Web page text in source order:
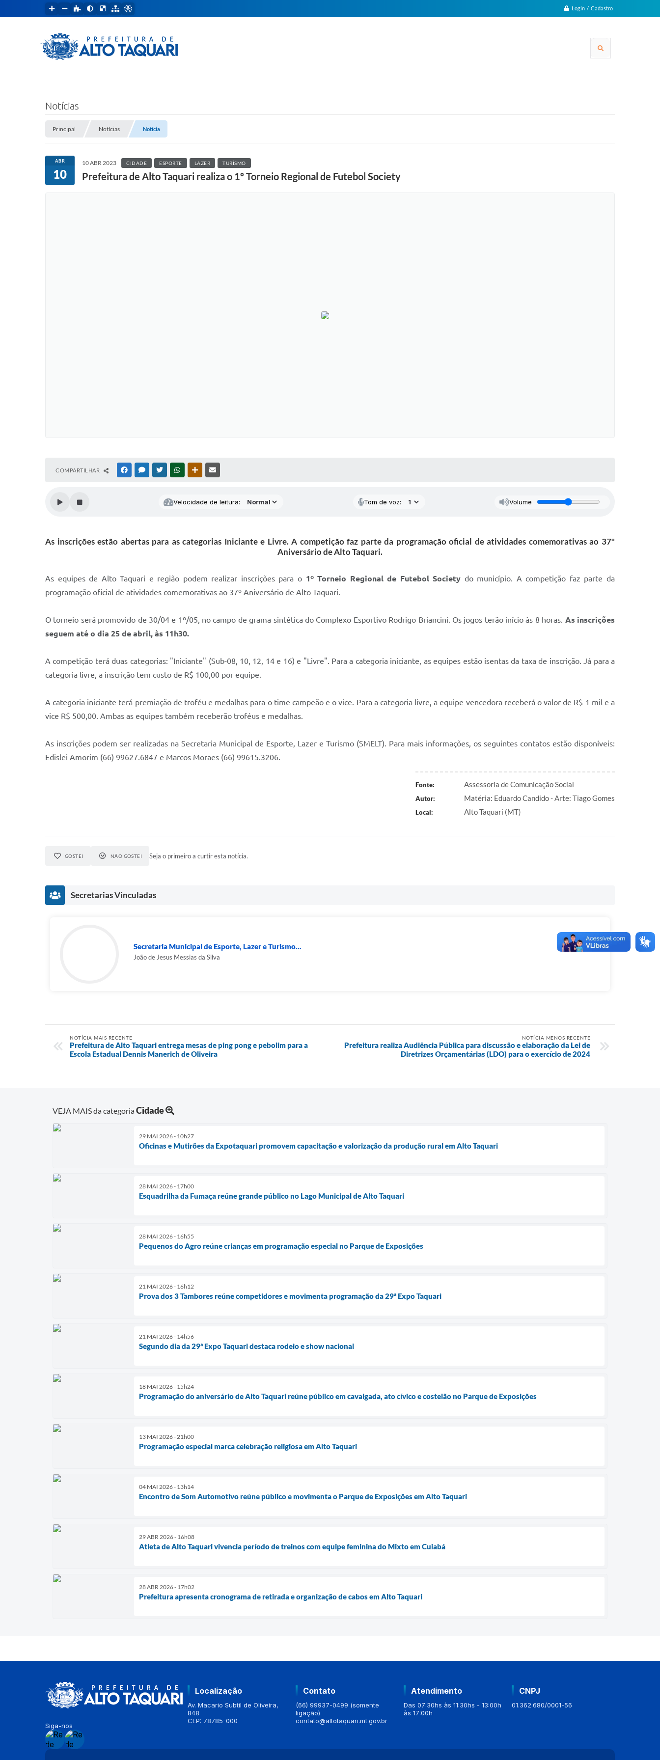
Login / Cadastro
Notícias
Principal Notícias Notícia
ABR
10
10 ABR 2023 CIDADE ESPORTE LAZER TURÍSMO
Prefeitura de Alto Taquari realiza o 1º Torneio Regional de Futebol Society
COMPARTILHAR FACEBOOKMESSENGER
TWITTERWHATSAPPOUTRAS MÍDIAS
Velocidade de leitura: Tom de voz: Volume
As inscrições estão abertas para as categorias Iniciante e Livre. A competição faz parte da programação oficial de atividades comemorativas ao 37º
Aniversário de Alto Taquari.
As equipes de Alto Taquari e região podem realizar inscrições para o 1º Torneio Regional de Futebol Society do município. A competição faz parte da
programação oficial de atividades comemorativas ao 37º Aniversário de Alto Taquari.
O torneio será promovido de 30/04 e 1º/05, no campo de grama sintética do Complexo Esportivo Rodrigo Briancini. Os jogos terão início às 8 horas. As inscrições
seguem até o dia 25 de abril, às 11h30.
A competição terá duas categorias: "Iniciante" (Sub-08, 10, 12, 14 e 16) e "Livre". Para a categoria iniciante, as equipes estão isentas da taxa de inscrição. Já para a
categoria livre, a inscrição tem custo de R$ 100,00 por equipe.
A categoria iniciante terá premiação de troféu e medalhas para o time campeão e o vice. Para a categoria livre, a equipe vencedora receberá o valor de R$ 1 mil e a
vice R$ 500,00. Ambas as equipes também receberão troféus e medalhas.
As inscrições podem ser realizadas na Secretaria Municipal de Esporte, Lazer e Turismo (SMELT). Para mais informações, os seguintes contatos estão disponíveis:
Edislei Amorim (66) 99627.6847 e Marcos Moraes (66) 99615.3206.
Fonte: Assessoria de Comunicação Social
Autor: Matéria: Eduardo Candido - Arte: Tiago Gomes
Local: Alto Taquari (MT)
GOSTEI NÃO GOSTEI Seja o primeiro a curtir esta notícia.
Secretarias Vinculadas
Secretaria Municipal de Esporte, Lazer e Turismo...
João de Jesus Messias da Silva
NOTÍCIA MAIS RECENTE
Prefeitura de Alto Taquari entrega mesas de ping pong e pebolim para a
Escola Estadual Dennis Manerich de Oliveira
NOTÍCIA MENOS RECENTE
Prefeitura realiza Audiência Pública para discussão e elaboração da Lei de
Diretrizes Orçamentárias (LDO) para o exercício de 2024
VEJA MAIS da categoriaCidade
29 MAI 2026 - 10h27
Oficinas e Mutirões da Expotaquari promovem capacitação e valorização da produção rural em Alto Taquari
28 MAI 2026 - 17h00
Esquadrilha da Fumaça reúne grande público no Lago Municipal de Alto Taquari
28 MAI 2026 - 16h55
Pequenos do Agro reúne crianças em programação especial no Parque de Exposições
21 MAI 2026 - 16h12
Prova dos 3 Tambores reúne competidores e movimenta programação da 29ª Expo Taquari
21 MAI 2026 - 14h56
Segundo dia da 29ª Expo Taquari destaca rodeio e show nacional
18 MAI 2026 - 15h24
Programação do aniversário de Alto Taquari reúne público em cavalgada, ato cívico e costelão no Parque de Exposições
13 MAI 2026 - 21h00
Programação especial marca celebração religiosa em Alto Taquari
04 MAI 2026 - 13h14
Encontro de Som Automotivo reúne público e movimenta o Parque de Exposições em Alto Taquari
29 ABR 2026 - 16h08
Atleta de Alto Taquari vivencia período de treinos com equipe feminina do Mixto em Cuiabá
28 ABR 2026 - 17h02
Prefeitura apresenta cronograma de retirada e organização de cabos em Alto Taquari
Siga-nos
Localização
Av. Macario Subtil de Oliveira,
848
CEP: 78785-000
Contato
(66) 99937-0499 (somente
ligação)
contato@altotaquari.mt.gov.br
Atendimento
Das 07:30hs às 11:30hs - 13:00h
às 17:00h
CNPJ
01.362.680/0001-56